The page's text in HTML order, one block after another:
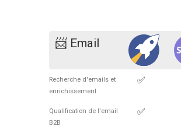
📨 Email
Recherche d'emails et
enrichissement
✅
Qualification de l'email
B2B
✅